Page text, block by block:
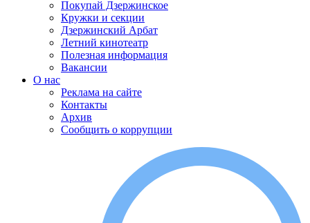
Покупай Дзержинское
Кружки и секции
Дзержинский Арбат
Летний кинотеатр
Полезная информация
Вакансии
О нас
Реклама на сайте
Контакты
Архив
Сообщить о коррупции